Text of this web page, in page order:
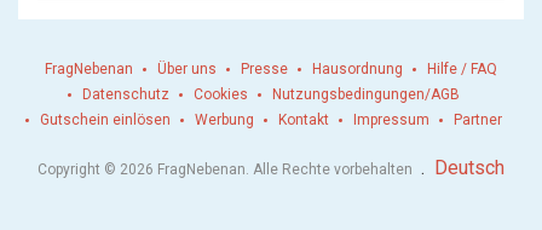
FragNebenan Über uns Presse Hausordnung
Hilfe / FAQ
Datenschutz
Cookies
Nutzungsbedingungen/AGB
Gutschein einlösen
Werbung Kontakt Impressum Partner
Copyright © 2026 FragNebenan. Alle Rechte vorbehalten . Deutsch